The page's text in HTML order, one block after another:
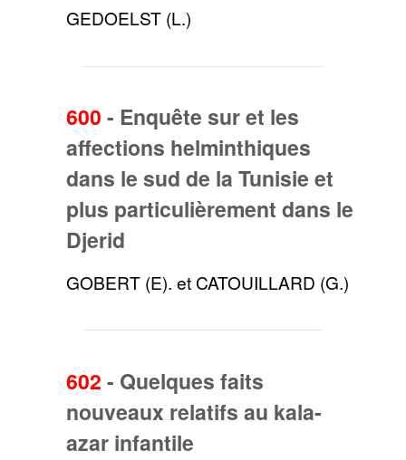
GEDOELST (L.)
600 - Enquête sur et les
affections helminthiques
dans le sud de la Tunisie et
plus particulièrement dans le
Djerid
GOBERT (E). et CATOUILLARD (G.)
602 - Quelques faits
nouveaux relatifs au kala-
azar infantile